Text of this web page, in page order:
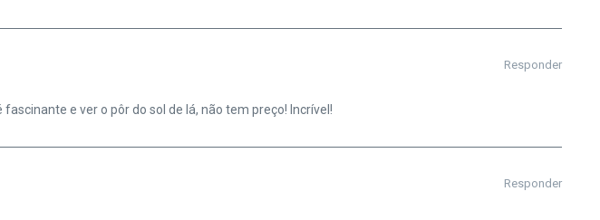
Responder
e ver o pôr do sol de lá, não tem preço! Incrível!
Responder